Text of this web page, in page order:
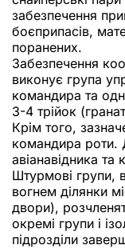
забезпечення
боєприпасів,
поранених.
Забезпечення
виконує група
командира та
3-4 трійок
Крім того,
командира роти.
авіанавідника та
Штурмові групи,
вогнем ділянки
двори),
окремі групи і
підрозділи